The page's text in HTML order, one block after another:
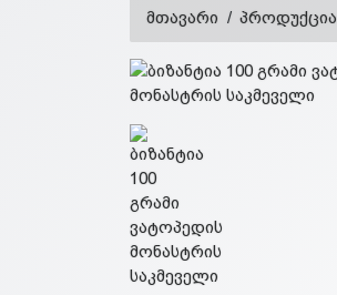
მთავარი პროდუქცია